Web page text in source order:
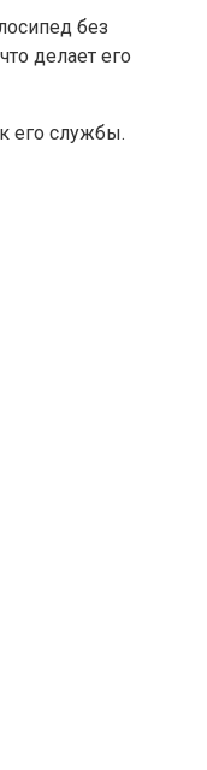
без
делает его
его службы.